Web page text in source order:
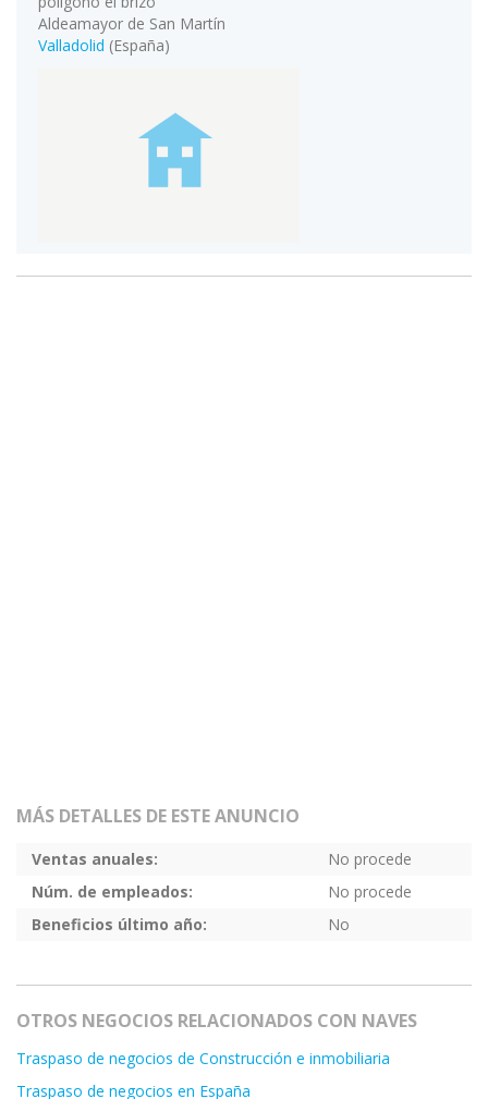
Aldeamayor de San Martín
Valladolid (España)
MÁS DETALLES DE ESTE ANUNCIO
Ventas anuales:
No procede
Núm. de empleados:
No procede
Beneficios último año:
No
OTROS NEGOCIOS RELACIONADOS CON NAVES
Traspaso de negocios de Construcción e inmobiliaria
Traspaso de negocios en España